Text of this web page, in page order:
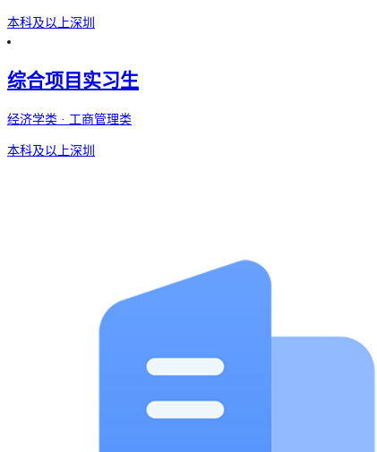
本科及以上深圳
综合项目实习生
经济学类 · 工商管理类
本科及以上深圳